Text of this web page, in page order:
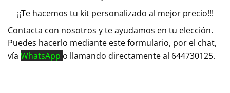
¡¡Te hacemos tu kit personalizado al mejor precio!!!
Contacta con nosotros y te ayudamos en tu elección.
Puedes hacerlo mediante este formulario, por el chat,
vía WhatsApp o llamando directamente al 644730125.